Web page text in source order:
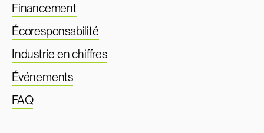
Financement
Écoresponsabilité
Industrie en chiffres
Événements
FAQ